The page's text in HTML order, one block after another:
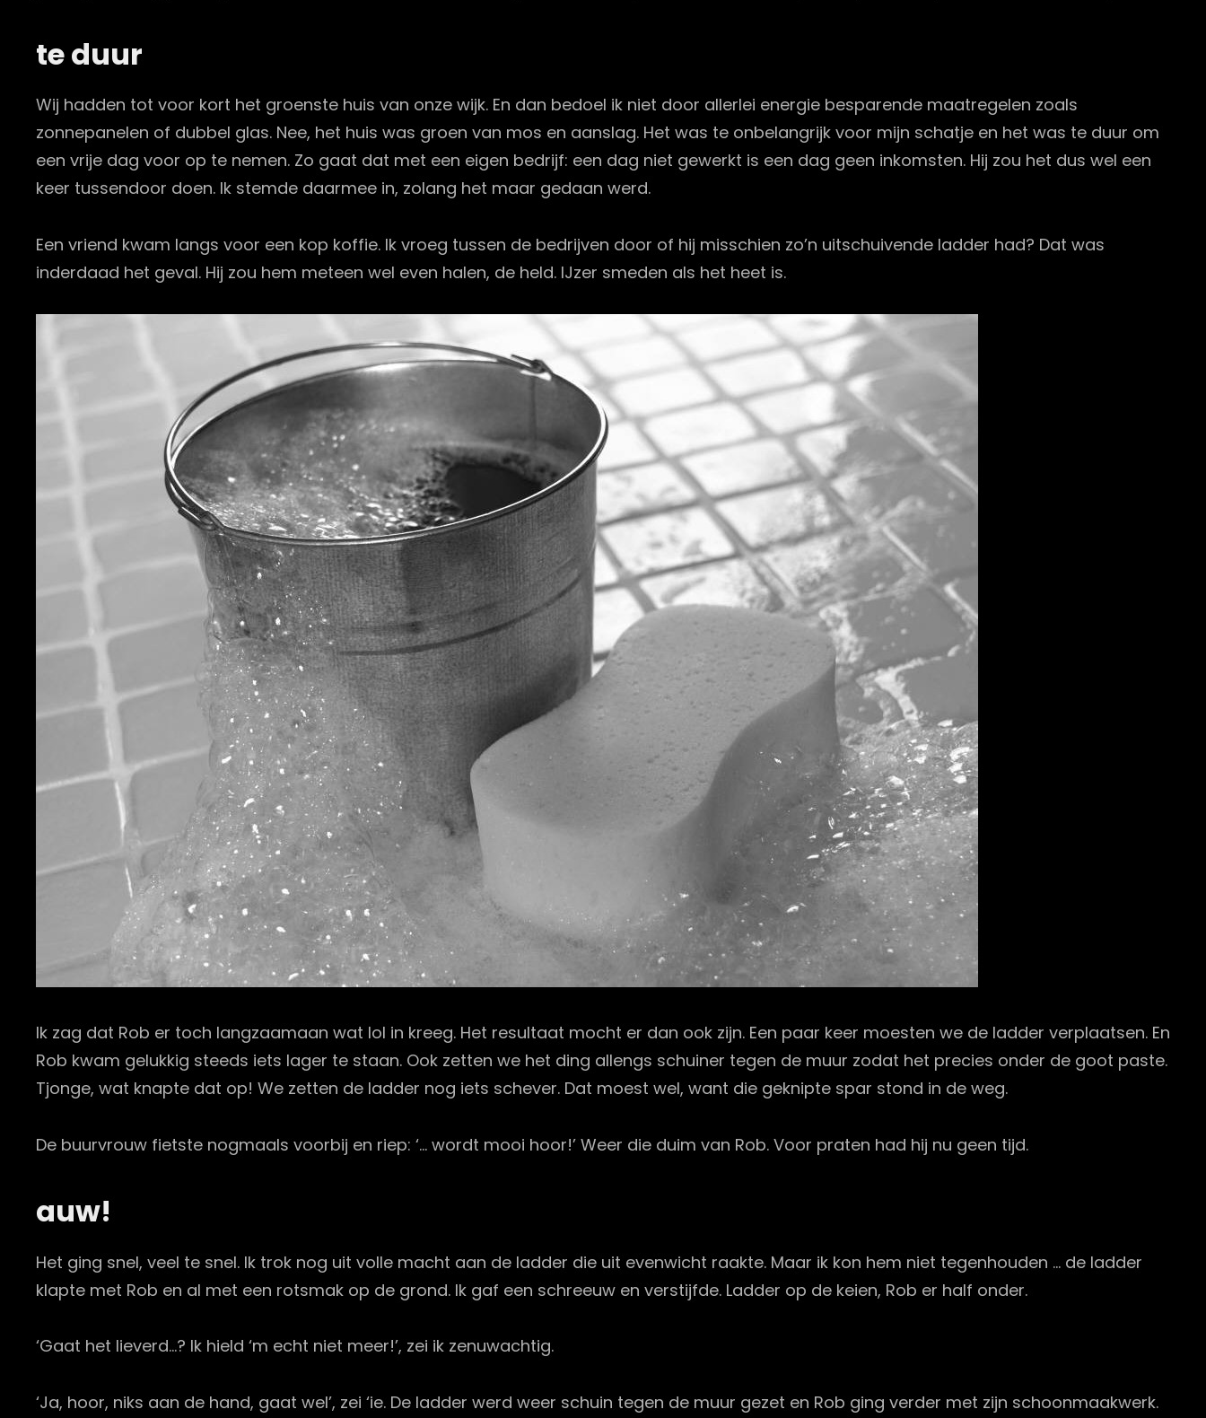
te duur
Wij hadden tot voor kort het groenste huis van onze wijk. En dan bedoel ik niet door allerlei energie besparende maatregelen zoals
zonnepanelen of dubbel glas. Nee, het huis was groen van mos en aanslag. Het was te onbelangrijk voor mijn schatje en het was te duur om
een vrije dag voor op te nemen. Zo gaat dat met een eigen bedrijf: een dag niet gewerkt is een dag geen inkomsten. Hij zou het dus wel een
keer tussendoor doen. Ik stemde daarmee in, zolang het maar gedaan werd.
Een vriend kwam langs voor een kop koffie. Ik vroeg tussen de bedrijven door of hij misschien zo’n uitschuivende ladder had? Dat was
inderdaad het geval. Hij zou hem meteen wel even halen, de held. IJzer smeden als het heet is.
Ik zag dat Rob er toch langzaamaan wat lol in kreeg. Het resultaat mocht er dan ook zijn. Een paar keer moesten we de ladder verplaatsen. En
Rob kwam gelukkig steeds iets lager te staan. Ook zetten we het ding allengs schuiner tegen de muur zodat het precies onder de goot paste.
Tjonge, wat knapte dat op! We zetten de ladder nog iets schever. Dat moest wel, want die geknipte spar stond in de weg.
De buurvrouw fietste nogmaals voorbij en riep: ‘… wordt mooi hoor!’ Weer die duim van Rob. Voor praten had hij nu geen tijd.
auw!
Het ging snel, veel te snel. Ik trok nog uit volle macht aan de ladder die uit evenwicht raakte. Maar ik kon hem niet tegenhouden … de ladder
klapte met Rob en al met een rotsmak op de grond. Ik gaf een schreeuw en verstijfde. Ladder op de keien, Rob er half onder.
‘Gaat het lieverd…? Ik hield ‘m echt niet meer!’, zei ik zenuwachtig.
‘Ja, hoor, niks aan de hand, gaat wel’, zei ‘ie. De ladder werd weer schuin tegen de muur gezet en Rob ging verder met zijn schoonmaakwerk.